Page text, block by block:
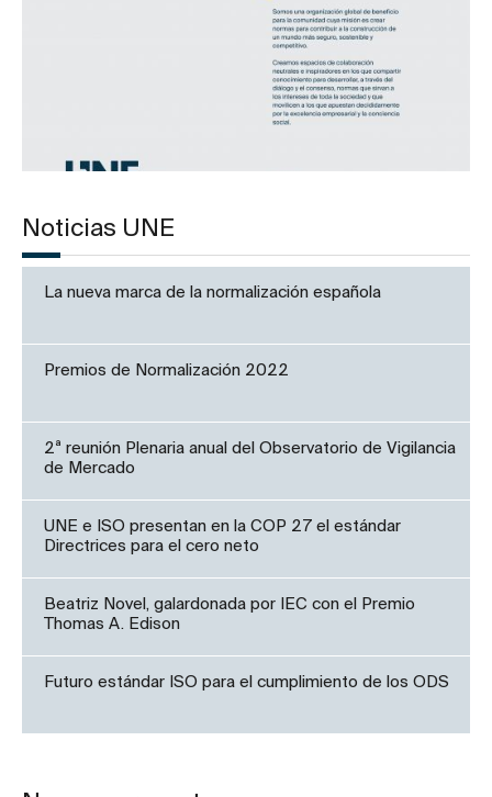
Noticias UNE
La nueva marca de la normalización española
Premios de Normalización 2022
2ª reunión Plenaria anual del Observatorio de Vigilancia
de Mercado
UNE e ISO presentan en la COP 27 el estándar
Directrices para el cero neto
Beatriz Novel, galardonada por IEC con el Premio
Thomas A. Edison
Futuro estándar ISO para el cumplimiento de los ODS